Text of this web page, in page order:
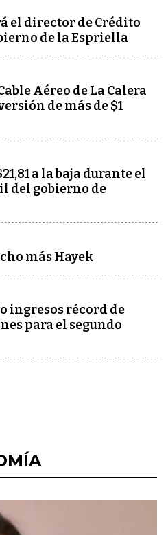
el director de Crédito
de la Espriella
Aéreo de La Calera
de más de $1
a la baja durante el
del gobierno de
más Hayek
ingresos récord de
para el segundo